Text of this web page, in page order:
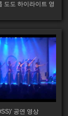
도도 하이라이트 영
공연 영상